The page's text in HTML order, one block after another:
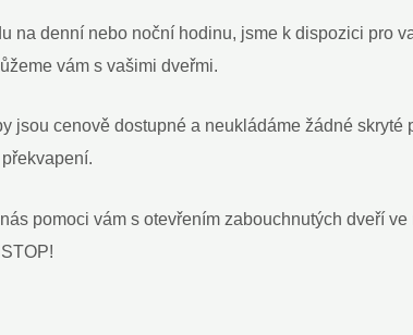
na denní nebo noční hodinu, jsme k dispozici pro
vám s vašimi dveřmi.
jsou cenově dostupné a neukládáme žádné
pomoci vám s otevřením zabouchnutých dveří